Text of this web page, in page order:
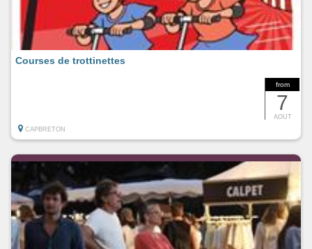
from
7
AOUT
Courses de trottinettes
CAPBRETON